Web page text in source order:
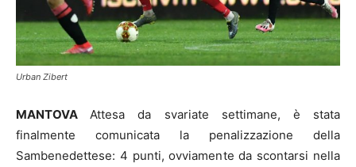
Urban Zibert
MANTOVAAttesa da svariate settimane, è stata
finalmente comunicata la penalizzazione della
Sambenedettese: 4 punti, ovviamente da scontarsi nella